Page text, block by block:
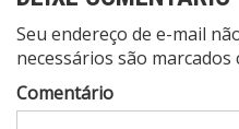
Seu endereço de e-mail
necessários são marcados
Comentário